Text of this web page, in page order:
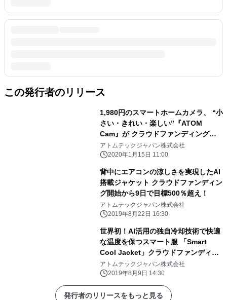
この発行者のリリース
1,980円のスマートホームカメラ、 “小
さい・きれい・楽しい”『ATOM
Cam』が クラウドファンディング開
始
アトムテックジャパン株式会社
2020年1月15日 11:00
背中にエアコンの涼しさを実現したAI
搭載ジャケット クラウドファンディン
グ開始から9日で目標500％超え！
アトムテックジャパン株式会社
2019年8月22日 16:30
世界初！AI活用の独自冷却技術で快適
な温度を保つスマート服 「Smart
Cool Jacket」クラウドファンディン
グ開始
アトムテックジャパン株式会社
2019年8月9日 14:30
発行者のリリースをもっと見る